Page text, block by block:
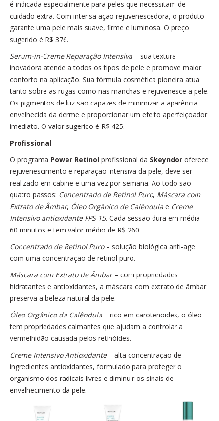
é indicada especialmente para peles que necessitam de
cuidado extra. Com intensa ação rejuvenescedora, o produto
garante uma pele mais suave, firme e luminosa. O preço
sugerido é R$ 376.
Serum-in-Creme Reparação Intensiva – sua textura
inovadora atende a todos os tipos de pele e promove maior
conforto na aplicação. Sua fórmula cosmética pioneira atua
tanto sobre as rugas como nas manchas e rejuvenesce a pele.
Os pigmentos de luz são capazes de minimizar a aparência
envelhecida da derme e proporcionar um efeito aperfeiçoador
imediato. O valor sugerido é R$ 425.
Profissional
O programa Power Retinol profissional da Skeyndor oferece
rejuvenescimento e reparação intensiva da pele, deve ser
realizado em cabine e uma vez por semana. Ao todo são
quatro passos: Concentrado de Retinol Puro, Máscara com
Extrato de Âmbar, Óleo Orgânico de Calêndula e Creme
Intensivo antioxidante FPS 15. Cada sessão dura em média
60 minutos e tem valor médio de R$ 260.
Concentrado de Retinol Puro– solução biológica anti-age
com uma concentração de retinol puro.
Máscara com Extrato de Âmbar– com propriedades
hidratantes e antioxidantes, a máscara com extrato de âmbar
preserva a beleza natural da pele.
Óleo Orgânico da Calêndula – rico em carotenoides, o óleo
tem propriedades calmantes que ajudam a controlar a
vermelhidão causada pelos retinóides.
Creme Intensivo Antioxidante– alta concentração de
ingredientes antioxidantes, formulado para proteger o
organismo dos radicais livres e diminuir os sinais de
envelhecimento da pele.